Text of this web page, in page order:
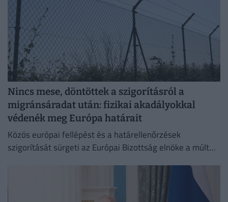
Nincs mese, döntöttek a szigorításról a
migránsáradat után: fizikai akadályokkal
védenék meg Európa határait
Közös európai fellépést és a határellenőrzések
szigorítását sürgeti az Európai Bizottság elnöke a múlt